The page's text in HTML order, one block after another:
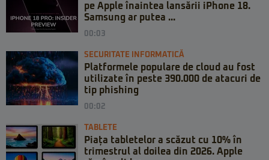
pe Apple înaintea lansării iPhone 18.
Samsung ar putea ...
00:03
SECURITATE INFORMATICĂ
Platformele populare de cloud au fost
utilizate în peste 390.000 de atacuri de
tip phishing
00:02
TABLETE
Piața tabletelor a scăzut cu 10% în
trimestrul al doilea din 2026. Apple